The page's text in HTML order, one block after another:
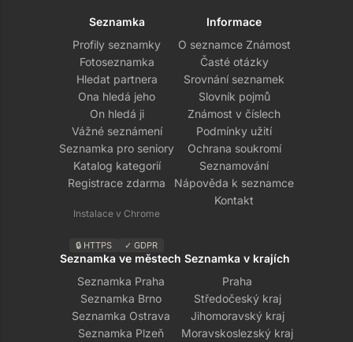
Seznamka
Profily seznamky
Fotoseznamka
Hledat partnera
Ona hledá jeho
On hledá ji
Vážné seznámení
Seznamka pro seniory
Katalog kategorií
Registrace zdarma
Instalace v Chrome
🔒 HTTPS ✓ GDPR
Informace
O seznamce Známost
Časté otázky
Srovnání seznamek
Slovník pojmů
Známost v číslech
Podmínky užití
Ochrana soukromí
Seznamování
Nápověda k seznamce
Kontakt
Seznamka ve městech
Seznamka Praha
Seznamka Brno
Seznamka Ostrava
Seznamka Plzeň
Seznamka v krajích
Praha
Středočeský kraj
Jihomoravský kraj
Moravskoslezský kraj